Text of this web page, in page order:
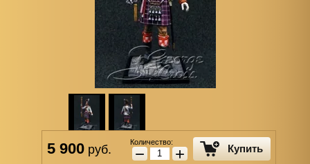
5 900руб.
Количество:
− + Купить